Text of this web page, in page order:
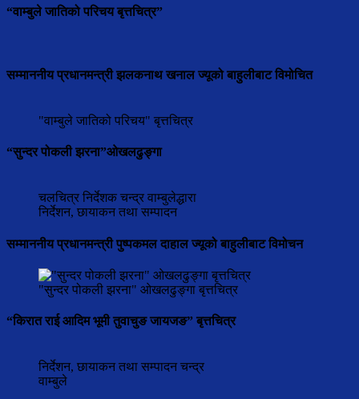
“वाम्बुले जातिको परिचय बृत्तचित्र”
सम्माननीय प्रधानमन्त्री झलकनाथ खनाल ज्यूको बाहुलीबाट विमोचित
"वाम्बुले जातिको परिचय" बृत्तचित्र
“सुन्दर पोकली झरना”ओखलढुङ्गा
चलचित्र निर्देशक चन्द्र वाम्बुलेद्धारा
निर्देशन, छायाकन तथा सम्पादन
सम्माननीय प्रधानमन्त्री पुष्पकमल दाहाल ज्यूको बाहुलीबाट विमोचन
"सुन्दर पोकली झरना" ओखलढुङ्गा बृत्तचित्र
“किरात राई आदिम भूमी तुवाचुङ जायजङ” बृत्तचित्र
निर्देशन, छायाकन तथा सम्पादन चन्द्र
वाम्बुले